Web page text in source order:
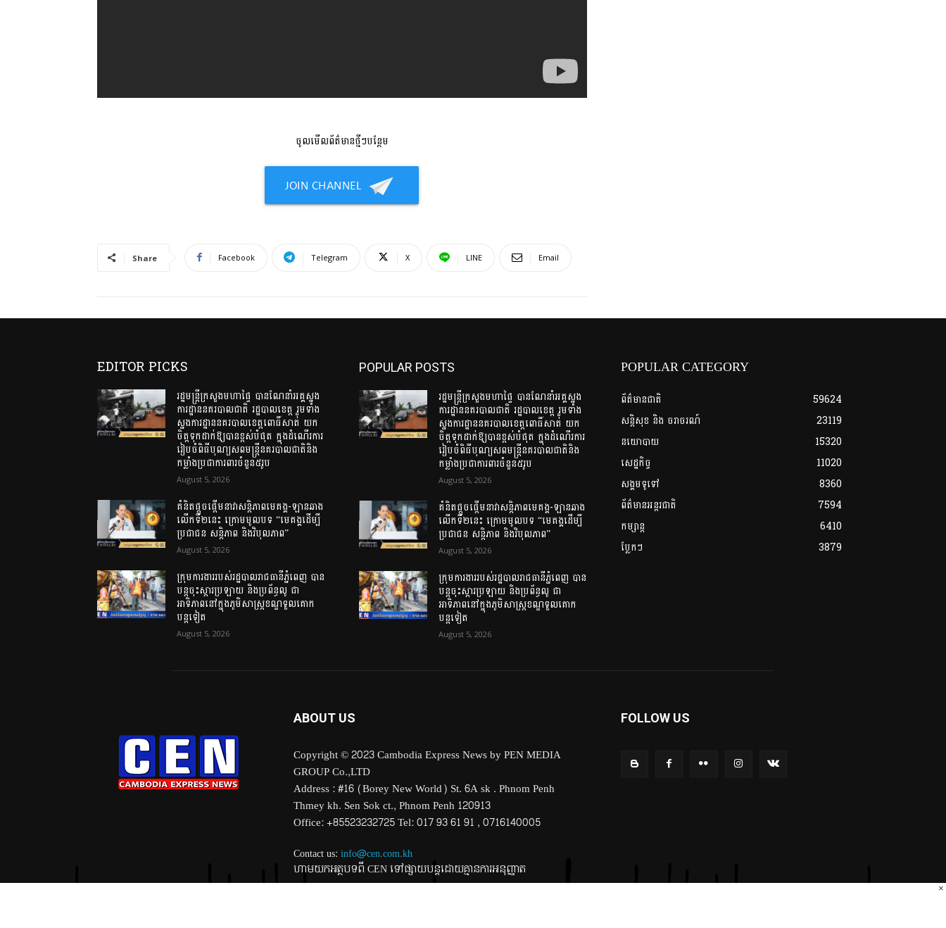
ចូលមើលព័ត៌មានថ្មីៗបន្ថែម
Share Facebook Telegram X LINE Email
EDITOR PICKS
រដ្ឋមន្រ្តីក្រសួងមហាផ្ទៃ បានណែនាំអគ្គស្នង
ការដ្ឋាននគរបាលជាតិ រដ្ឋបាលខេត្ត រួមទាំង
ស្នងការដ្ឋាននគរបាលខេត្តពោធិ៍សាត់ យក
ចិត្តទុកដាក់ឱ្យបានខ្ពស់បំផុត ក្នុងដំណើរការ
រៀបចំពិធីបុណ្យសពមន្ត្រីនគរបាលជាតិនិង
កម្លាំងប្រជាការពារចំនួន៥រូប
August 5, 2026
គំនិតផ្តួចផ្តើមនាវាសន្តិភាពមេគង្គ-ឡានឆាង
លើកទី២នេះ ក្រោមមូលបទ “មេគង្គដើម្បី
ប្រជាជន សន្តិភាព និងវិបុលភាព”
August 5, 2026
ក្រុមការងាររបស់រដ្ឋបាលរាជធានីភ្នំពេញ បាន
បន្តចុះស្តារប្រឡាយ និងប្រព័ន្ធលូ ជា
អាទិភាពនៅក្នុងភូមិសាស្ត្រខណ្ឌទួលគោក
បន្តទៀត
August 5, 2026
POPULAR POSTS
រដ្ឋមន្រ្តីក្រសួងមហាផ្ទៃ បានណែនាំអគ្គស្នង
ការដ្ឋាននគរបាលជាតិ រដ្ឋបាលខេត្ត រួមទាំង
ស្នងការដ្ឋាននគរបាលខេត្តពោធិ៍សាត់ យក
ចិត្តទុកដាក់ឱ្យបានខ្ពស់បំផុត ក្នុងដំណើរការ
រៀបចំពិធីបុណ្យសពមន្ត្រីនគរបាលជាតិនិង
កម្លាំងប្រជាការពារចំនួន៥រូប
August 5, 2026
គំនិតផ្តួចផ្តើមនាវាសន្តិភាពមេគង្គ-ឡានឆាង
លើកទី២នេះ ក្រោមមូលបទ “មេគង្គដើម្បី
ប្រជាជន សន្តិភាព និងវិបុលភាព”
August 5, 2026
ក្រុមការងាររបស់រដ្ឋបាលរាជធានីភ្នំពេញ បាន
បន្តចុះស្តារប្រឡាយ និងប្រព័ន្ធលូ ជា
អាទិភាពនៅក្នុងភូមិសាស្ត្រខណ្ឌទួលគោក
បន្តទៀត
August 5, 2026
POPULAR CATEGORY
ព័ត៌មានជាតិ
59624
សន្តិសុខ និង ចរាចរណ៍
23119
នយោបាយ
15320
សេដ្ឋកិច្ច
11020
សង្គមទូទៅ
8360
ព័ត៌មានអន្តរជាតិ
7594
កម្សាន្ត
6410
ប្លែកៗ
3879
ABOUT US
Copyright © 2023 Cambodia Express News by PEN MEDIA
GROUP Co.,LTD
Address : #16 (Borey New World) St. 6A sk . Phnom Penh
Thmey kh. Sen Sok ct., Phnom Penh 120913
Office: +85523232725 Tel: 017 93 61 91 , 0716140005
Contact us: info@cen.com.kh
ហាមយកអត្ថបទពី CEN ទៅផ្សាយបន្តដោយគ្មានការអនុញ្ញាត
FOLLOW US
×